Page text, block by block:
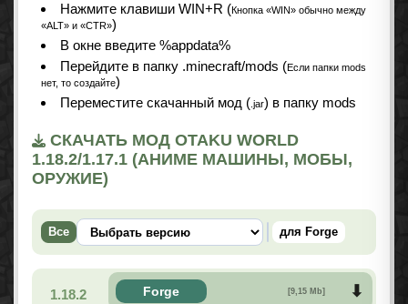
Нажмите клавиши WIN+R (Кнопка «WIN» обычно между
«ALT» и «CTR»)
В окне введите %appdata%
Перейдите в папку .minecraft/mods (Если папки mods
нет, то создайте)
Переместите скачанный мод ( .jar) в папку mods
СКАЧАТЬ МОД OTAKU WORLD
1.18.2/1.17.1 (АНИМЕ МАШИНЫ, МОБЫ,
ОРУЖИЕ)
Все для Forge
1.18.2 Forge [9,15 Mb]